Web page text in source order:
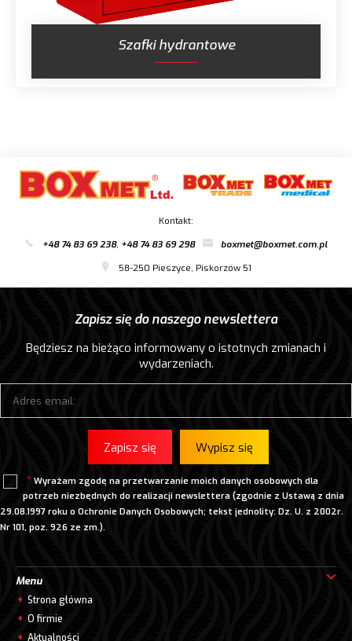
Szafki hydrantowe
Kontakt:
+48 74 83 69 238, +48 74 83 69 298
boxmet@boxmet.com.pl
58-250 Pieszyce, Piskorzów 51
Zapisz się do naszego newslettera
Będziesz na bieżąco informowany o istotnych zmianach i
wydarzeniach.
Zapisz się Wypisz się
Wyrażam zgodę na przetwarzanie moich danych osobowych dla
potrzeb niezbędnych do realizacji newslettera (zgodnie z Ustawą z dnia
29.08.1997 roku o Ochronie Danych Osobowych; tekst jednolity: Dz. U. z 2002r.
Nr 101, poz. 926 ze zm.).
Menu
Strona główna
O firmie
Aktualności